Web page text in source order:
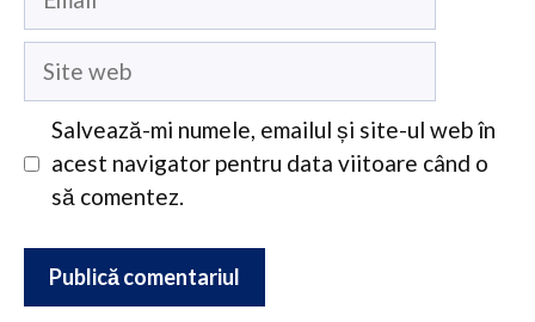
Site
Salvează-mi numele, emailul și site-ul web în
acest navigator pentru data viitoare când o
să comentez.